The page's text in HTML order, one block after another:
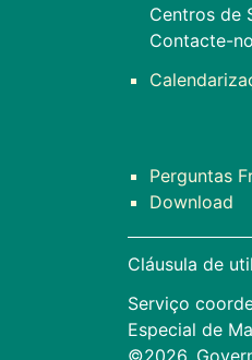
Centros de
Contacte-
Perguntas
Download
Cláusula de
Serviço
Especial de
©2026,